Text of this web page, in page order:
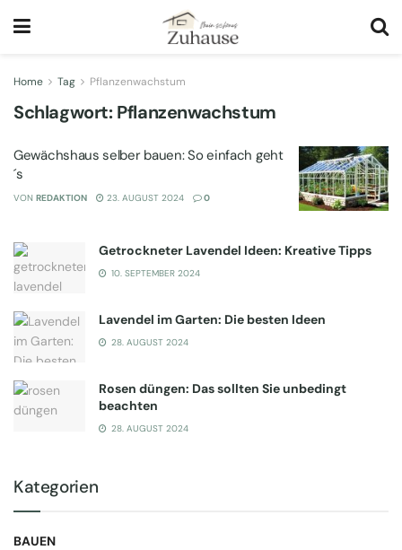
Home Tag Pflanzenwachstum
Schlagwort:Pflanzenwachstum
Gewächshaus selber bauen: So einfach geht
´s
VON REDAKTION 23. AUGUST 2024 0
Getrockneter Lavendel Ideen: Kreative Tipps
10. SEPTEMBER 2024
Lavendel im Garten: Die besten Ideen
28. AUGUST 2024
Rosen düngen: Das sollten Sie unbedingt
beachten
28. AUGUST 2024
Kategorien
BAUEN